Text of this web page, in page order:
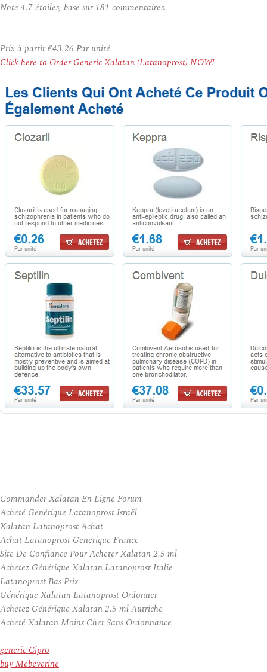
Note 4.7étoiles, basé sur 181 commentaires.
Prix à partir€43.26 Par unité
Click here to Order Generic Xalatan (Latanoprost) NOW!
Commander Xalatan En Ligne Forum
Acheté Générique Latanoprost Israël
Xalatan Latanoprost Achat
Achat Latanoprost Generique France
Site De Confiance Pour Acheter Xalatan 2.5 ml
Achetez Générique Xalatan Latanoprost Italie
Latanoprost Bas Prix
Générique Xalatan Latanoprost Ordonner
Achetez Générique Xalatan 2.5 ml Autriche
Acheté Xalatan Moins Cher Sans Ordonnance
generic Cipro
buy Mebeverine